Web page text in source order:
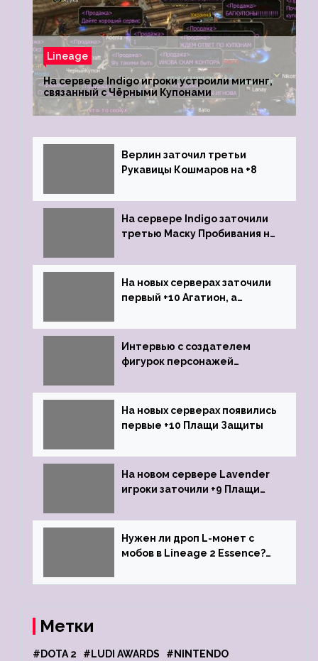
Lineage
На сервере Indigo игроки устроили митинг,
связанный с Чёрными Купонами
Верлин заточил третьи
Рукавицы Кошмаров на +8
На сервере Indigo заточили
третью Маску Пробивания на
На новых серверах заточили
первый +10 Агатион, а
Интервью с создателем
фигурок персонажей
На новых серверах появились
первые +10 Плащи Защиты
На новом сервере Lavender
игроки заточили +9 Плащи
Нужен ли дроп L-монет с
мобов в Lineage 2 Essence?
Метки
#DOTA 2 #LUDI AWARDS #NINTENDO